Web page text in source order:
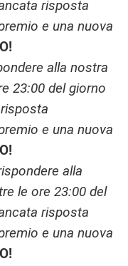
risposta
e una nuova
!
alla nostra
23:00 del giorno
e una nuova
!
alla
le ore 23:00 del
risposta
e una nuova
!